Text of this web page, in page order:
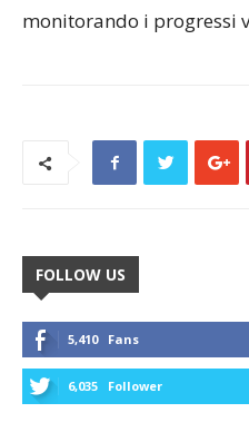
monitorando i progressi
FOLLOW US
5,410 Fans
6,035 Follower